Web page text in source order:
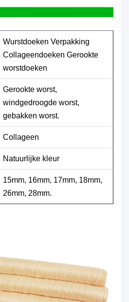
Wurstdoeken Verpakking
Collageendoeken Gerookte
worstdoeken
Gerookte worst,
windgedroogde worst,
gebakken worst.
Collageen
Natuurlijke kleur
15mm, 16mm, 17mm, 18mm,
26mm, 28mm.
7 dagen of afhankelijk van de
voorraad